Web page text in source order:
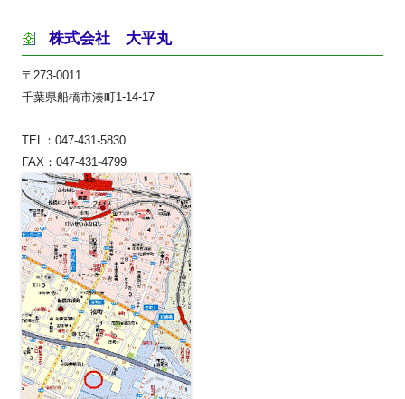
株式会社 大平丸
〒273-0011
千葉県船橋市湊町1-14-17
TEL：047-431-5830
FAX：047-431-4799